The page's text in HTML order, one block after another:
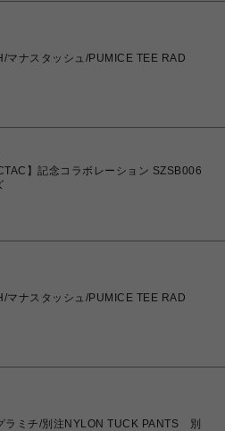
マナスタッシュ/PUMICE TEE RAD
】記念コラボレーション SZSB006
マナスタッシュ/PUMICE TEE RAD
ラミチ/別注NYLON TUCK PANTS 別